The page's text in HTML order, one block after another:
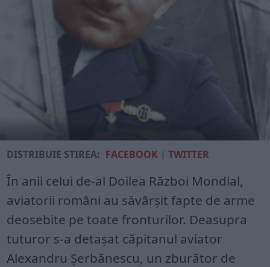
DISTRIBUIE ȘTIREA: FACEBOOK |TWITTER
În anii celui de-al Doilea Război Mondial,
aviatorii români au săvârşit fapte de arme
deosebite pe toate fronturilor. Deasupra
tuturor s-a detaşat căpitanul aviator
Alexandru Şerbănescu, un zburător de